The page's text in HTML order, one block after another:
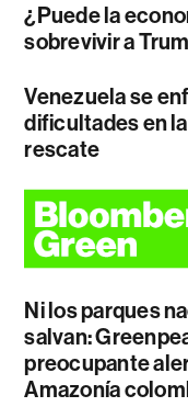
¿Puede la
sobrevivir a
Venezuela se
dificultades en
rescate
Ni los parques
salvan:
preocupante
Amazonía